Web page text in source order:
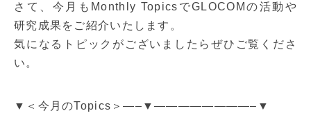
さて、今月もMonthly TopicsでGLOCOMの活動や
研究成果をご紹介いたします。
気になるトピックがございましたらぜひご覧くださ
い。
▼＜今月のTopics＞—–▼————————–▼